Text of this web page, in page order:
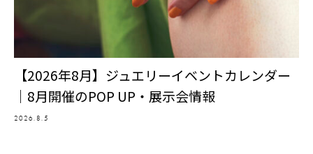
【2026年8月】ジュエリーイベントカレンダー
｜8月開催のPOP UP・展示会情報
2026.8.5